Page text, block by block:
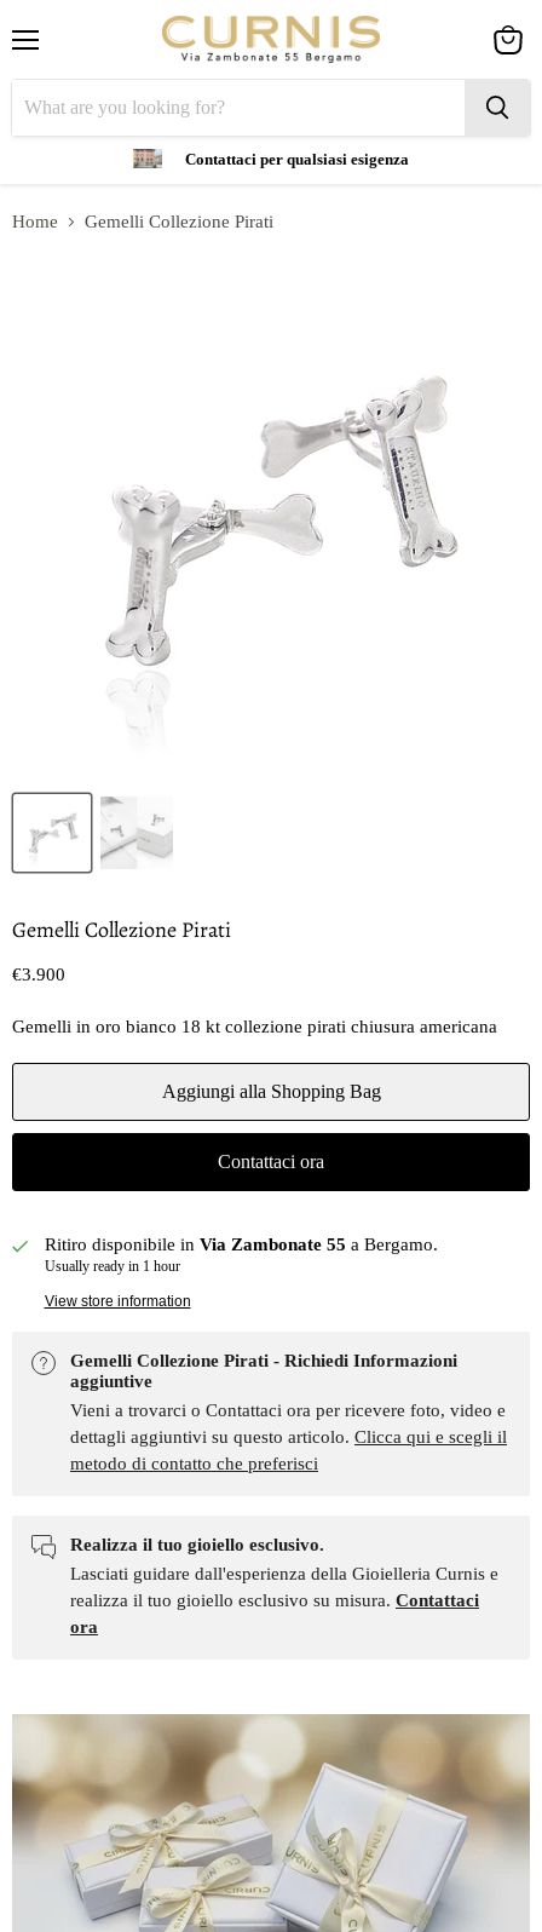
Contattaci per qualsiasi esigenza
cart
Home Gemelli Collezione Pirati
Gemelli Collezione Pirati
Prezzo oggi
€3.900
Gemelli in oro bianco 18 kt collezione pirati chiusura americana
Aggiungi alla Shopping Bag
Contattaci ora
Ritiro disponibile in Via Zambonate 55 a Bergamo.
Usually ready in 1 hour
View store information
Gemelli Collezione Pirati - Richiedi Informazioni
aggiuntive
Vieni a trovarci o Contattaci ora per ricevere foto, video e
dettagli aggiuntivi su questo articolo. Clicca qui e scegli il
metodo di contatto che preferisci
Realizza il tuo gioiello esclusivo.
Lasciati guidare dall'esperienza della Gioielleria Curnis e
realizza il tuo gioiello esclusivo su misura. Contattaci
ora